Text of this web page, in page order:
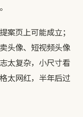
案页上可能成立；
头像、短视频头像
太复杂，小尺寸看
太网红，半年后过